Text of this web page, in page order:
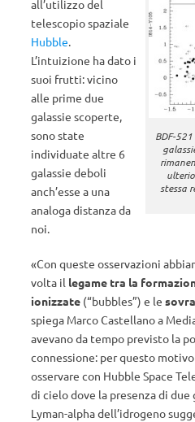
BDF-
stessa
all’utilizzo del
telescopio spaziale
Hubble.
L’intuizione ha dato i
suoi frutti: vicino
alle prime due
galassie scoperte,
sono state
individuate altre 6
galassie deboli
anch’esse a una
analoga distanza da
noi.
«Con queste osservazioni
volta il legame tra la
ionizzate (“bubbles”) e le
spiega Marco Castellano a
avevano da tempo previsto la
connessione: per questo
osservare con Hubble Space
di cielo dove la presenza di
Lyman-alpha dell’idrogeno